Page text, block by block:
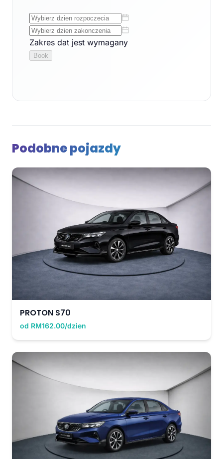
Podobne pojazdy
PROTON S70
od RM162.00/dzien